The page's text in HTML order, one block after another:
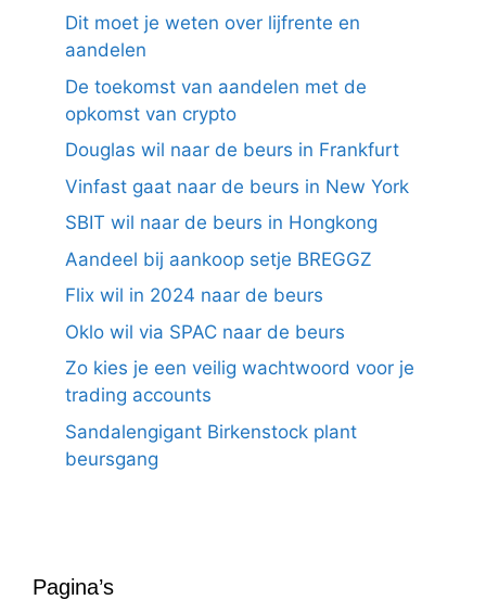
Dit moet je weten over lijfrente en
aandelen
De toekomst van aandelen met de
opkomst van crypto
Douglas wil naar de beurs in Frankfurt
Vinfast gaat naar de beurs in New York
SBIT wil naar de beurs in Hongkong
Aandeel bij aankoop setje BREGGZ
Flix wil in 2024 naar de beurs
Oklo wil via SPAC naar de beurs
Zo kies je een veilig wachtwoord voor je
trading accounts
Sandalengigant Birkenstock plant
beursgang
Pagina’s